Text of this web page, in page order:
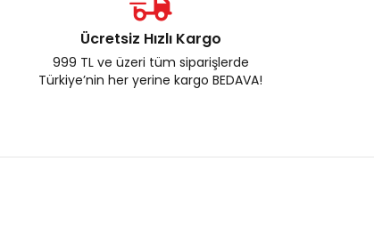
Ücretsiz Hızlı Kargo
999 TL ve üzeri tüm siparişlerde
Türkiye’nin her yerine kargo BEDAVA!